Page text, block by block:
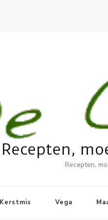
Recepten,
Recepten,
Vega